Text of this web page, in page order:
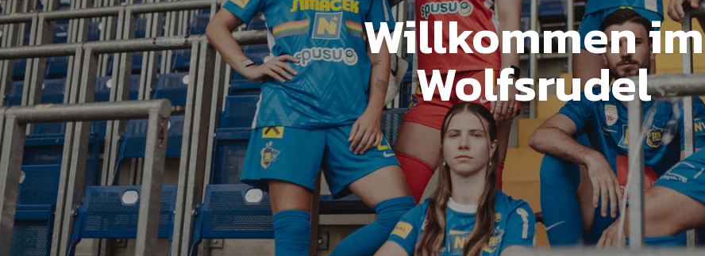
Willkommen im
Wolfsrudel